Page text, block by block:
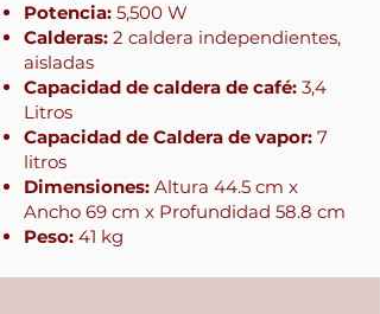
Potencia: 5,500 W
Calderas: 2 caldera independientes,
aisladas
Capacidad de caldera de café: 3,4
Litros
Capacidad de Caldera de vapor: 7
litros
Dimensiones: Altura 44.5 cm x
Ancho 69 cm x Profundidad 58.8 cm
Peso: 41 kg